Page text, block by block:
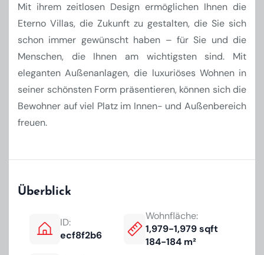
Mit ihrem zeitlosen Design ermöglichen Ihnen die
Eterno Villas, die Zukunft zu gestalten, die Sie sich
schon immer gewünscht haben – für Sie und die
Menschen, die Ihnen am wichtigsten sind. Mit
eleganten Außenanlagen, die luxuriöses Wohnen in
seiner schönsten Form präsentieren, können sich die
Bewohner auf viel Platz im Innen- und Außenbereich
freuen.
Überblick
ID:
ecf8f2b6
Wohnfläche:
1,979-1,979 sqft
184-184 m²